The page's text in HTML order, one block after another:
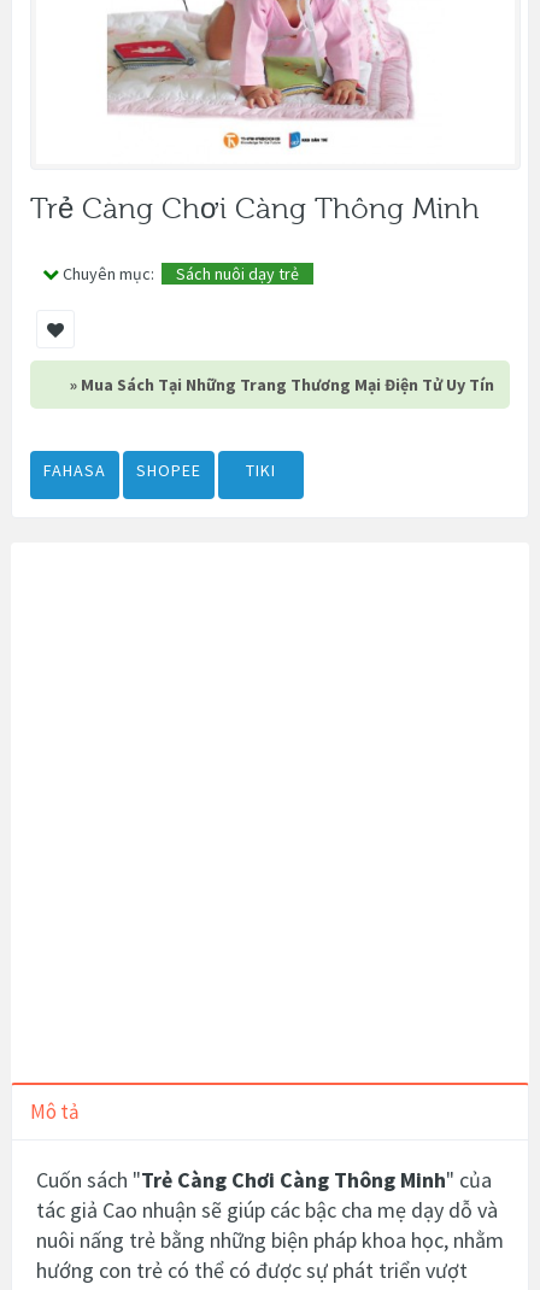
Trẻ Càng Chơi Càng Thông Minh
Chuyên mục: Sách nuôi dạy trẻ
» Mua Sách Tại Những Trang Thương Mại Điện Tử Uy Tín
FAHASA SHOPEE TIKI
Mô tả
Cuốn sách "Trẻ Càng Chơi Càng Thông Minh" của
tác giả Cao nhuận sẽ giúp các bậc cha mẹ dạy dỗ và
nuôi nấng trẻ bằng những biện pháp khoa học, nhằm
hướng con trẻ có thể có được sự phát triển vượt